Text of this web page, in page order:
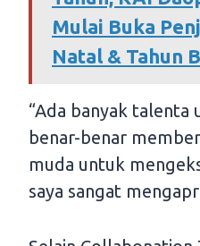
Mulai Buka
Natal & Tahun
“Ada banyak talenta
benar-benar
muda untuk
saya sangat